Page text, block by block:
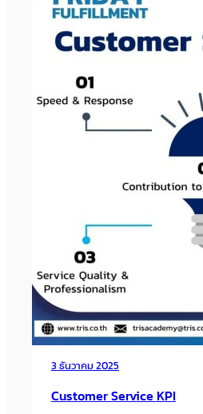
3 ธันวาคม 2025
จัดการ 1 วัน ด้วยกฎ 3-3-3